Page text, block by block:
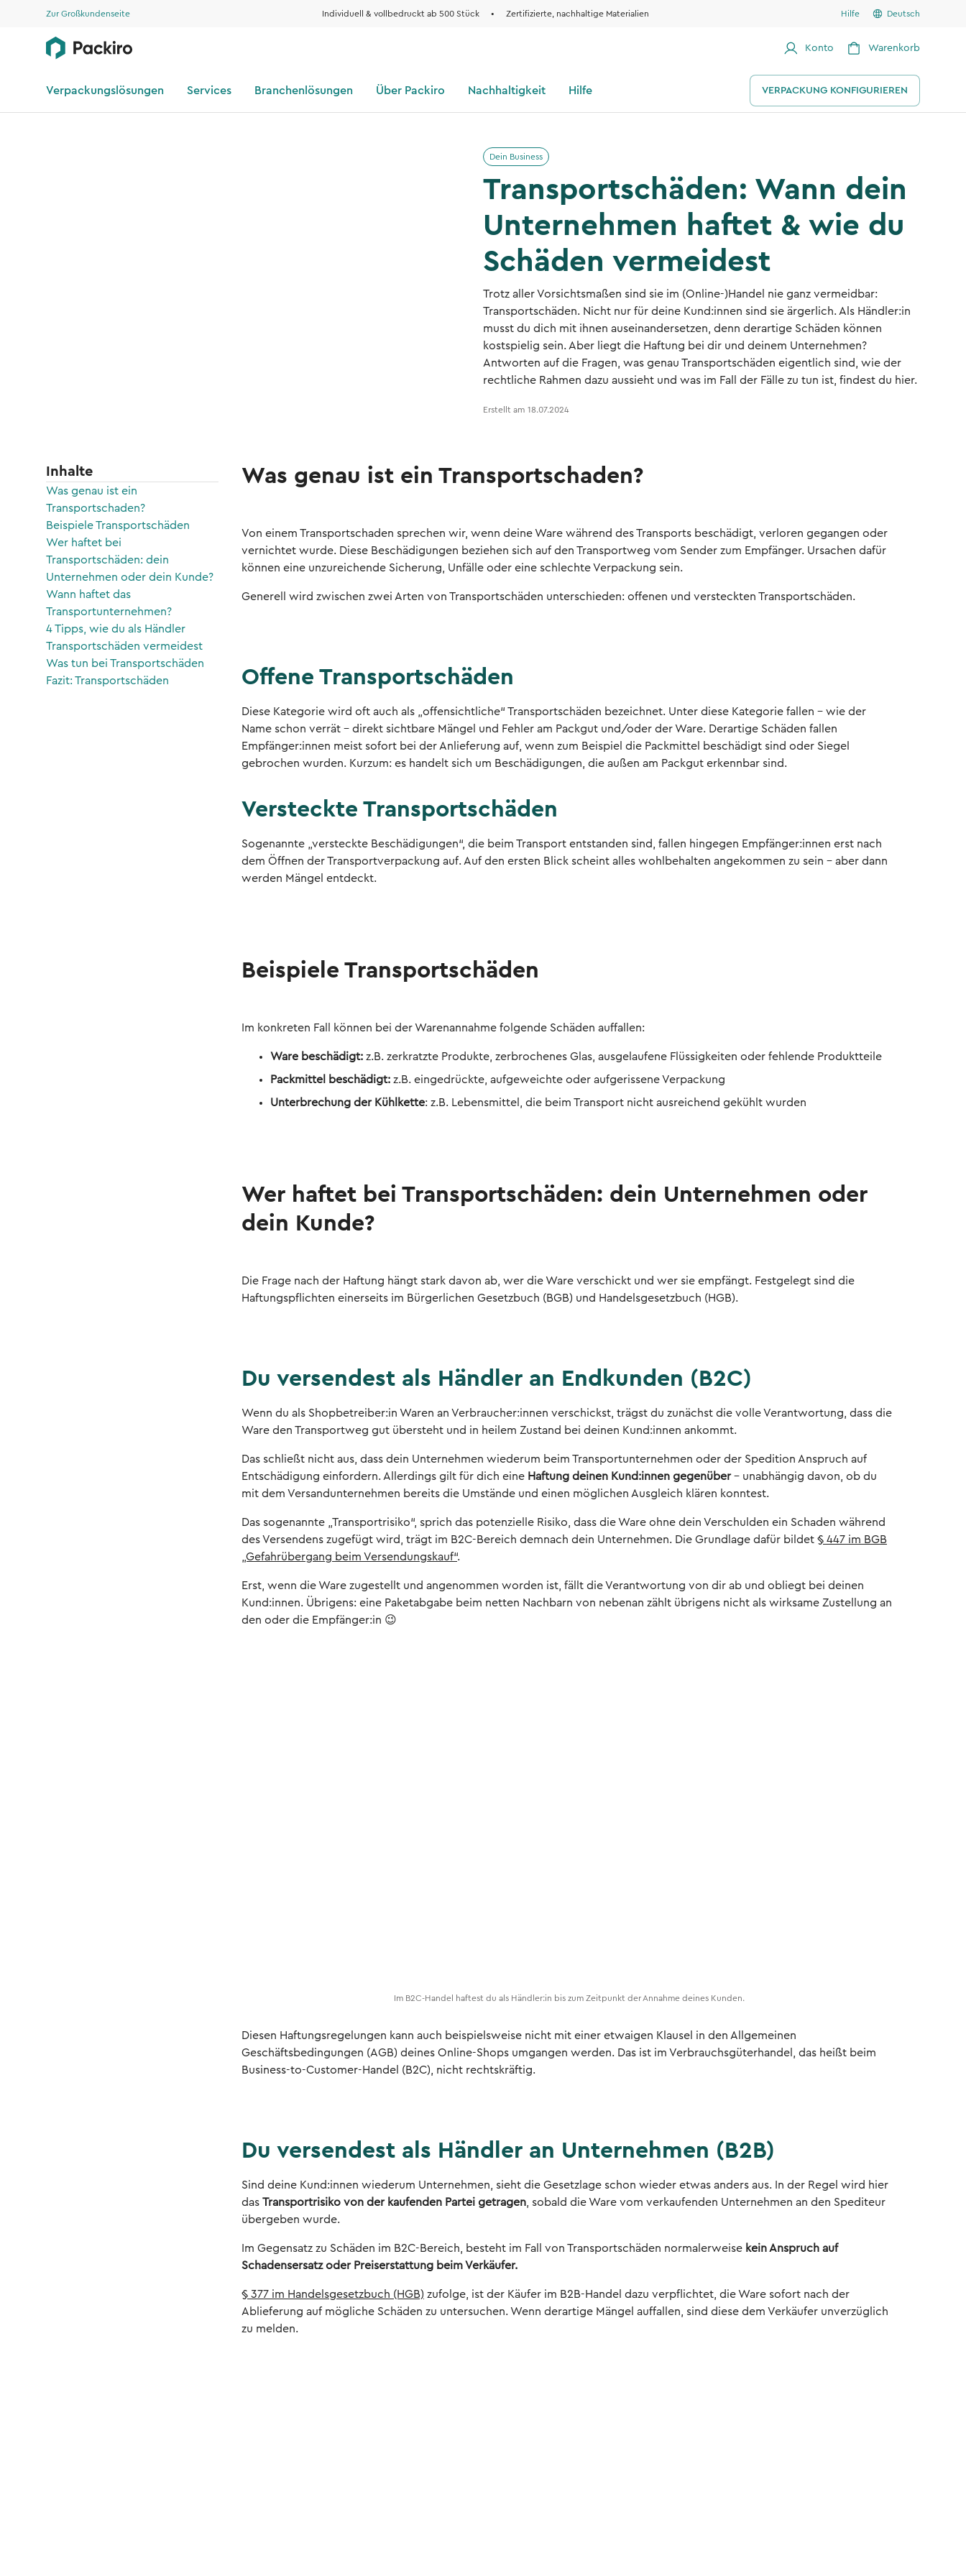
Zur Großkundenseite Individuell & vollbedruckt ab 500 Stück • Zertifizierte, nachhaltige Materialien Hilfe Deutsch
Konto Warenkorb
Verpackungslösungen Services Branchenlösungen Über Packiro Nachhaltigkeit Hilfe VERPACKUNG KONFIGURIEREN
Dein Business
Transportschäden: Wann dein
Unternehmen haftet & wie du
Schäden vermeidest
Trotz aller Vorsichtsmaßen sind sie im (Online-)Handel nie ganz vermeidbar:
Transportschäden. Nicht nur für deine Kund:innen sind sie ärgerlich. Als Händler:in
musst du dich mit ihnen auseinandersetzen, denn derartige Schäden können
kostspielig sein. Aber liegt die Haftung bei dir und deinem Unternehmen?
Antworten auf die Fragen, was genau Transportschäden eigentlich sind, wie der
rechtliche Rahmen dazu aussieht und was im Fall der Fälle zu tun ist, findest du hier.
Erstellt am 18.07.2024
Inhalte
Was genau ist ein
Transportschaden?
Beispiele Transportschäden
Wer haftet bei
Transportschäden: dein
Unternehmen oder dein Kunde?
Wann haftet das
Transportunternehmen?
4 Tipps, wie du als Händler
Transportschäden vermeidest
Was tun bei Transportschäden
Fazit: Transportschäden
Was genau ist ein Transportschaden?
Von einem Transportschaden sprechen wir, wenn deine Ware während des Transports beschädigt, verloren gegangen oder
vernichtet wurde. Diese Beschädigungen beziehen sich auf den Transportweg vom Sender zum Empfänger. Ursachen dafür
können eine unzureichende Sicherung, Unfälle oder eine schlechte Verpackung sein.
Generell wird zwischen zwei Arten von Transportschäden unterschieden: offenen und versteckten Transportschäden.
Offene Transportschäden
Diese Kategorie wird oft auch als „offensichtliche“ Transportschäden bezeichnet. Unter diese Kategorie fallen – wie der
Name schon verrät – direkt sichtbare Mängel und Fehler am Packgut und/oder der Ware. Derartige Schäden fallen
Empfänger:innen meist sofort bei der Anlieferung auf, wenn zum Beispiel die Packmittel beschädigt sind oder Siegel
gebrochen wurden. Kurzum: es handelt sich um Beschädigungen, die außen am Packgut erkennbar sind.
Versteckte Transportschäden
Sogenannte „versteckte Beschädigungen“, die beim Transport entstanden sind, fallen hingegen Empfänger:innen erst nach
dem Öffnen der Transportverpackung auf. Auf den ersten Blick scheint alles wohlbehalten angekommen zu sein – aber dann
werden Mängel entdeckt.
Beispiele Transportschäden
Im konkreten Fall können bei der Warenannahme folgende Schäden auffallen:
Ware beschädigt: z.B. zerkratzte Produkte, zerbrochenes Glas, ausgelaufene Flüssigkeiten oder fehlende Produktteile
Packmittel beschädigt: z.B. eingedrückte, aufgeweichte oder aufgerissene Verpackung
Unterbrechung der Kühlkette: z.B. Lebensmittel, die beim Transport nicht ausreichend gekühlt wurden
Wer haftet bei Transportschäden: dein Unternehmen oder
dein Kunde?
Die Frage nach der Haftung hängt stark davon ab, wer die Ware verschickt und wer sie empfängt. Festgelegt sind die
Haftungspflichten einerseits im Bürgerlichen Gesetzbuch (BGB) und Handelsgesetzbuch (HGB).
Du versendest als Händler an Endkunden (B2C)
Wenn du als Shopbetreiber:in Waren an Verbraucher:innen verschickst, trägst du zunächst die volle Verantwortung, dass die
Ware den Transportweg gut übersteht und in heilem Zustand bei deinen Kund:innen ankommt.
Das schließt nicht aus, dass dein Unternehmen wiederum beim Transportunternehmen oder der Spedition Anspruch auf
Entschädigung einfordern. Allerdings gilt für dich eine Haftung deinen Kund:innen gegenüber– unabhängig davon, ob du
mit dem Versandunternehmen bereits die Umstände und einen möglichen Ausgleich klären konntest.
Das sogenannte „Transportrisiko“, sprich das potenzielle Risiko, dass die Ware ohne dein Verschulden ein Schaden während
des Versendens zugefügt wird, trägt im B2C-Bereich demnach dein Unternehmen. Die Grundlage dafür bildet § 447 im BGB
„Gefahrübergang beim Versendungskauf“.
Erst, wenn die Ware zugestellt und angenommen worden ist, fällt die Verantwortung von dir ab und obliegt bei deinen
Kund:innen. Übrigens: eine Paketabgabe beim netten Nachbarn von nebenan zählt übrigens nicht als wirksame Zustellung an
den oder die Empfänger:in 😉
Im B2C-Handel haftest du als Händler:in bis zum Zeitpunkt der Annahme deines Kunden.
Diesen Haftungsregelungen kann auch beispielsweise nicht mit einer etwaigen Klausel in den Allgemeinen
Geschäftsbedingungen (AGB) deines Online-Shops umgangen werden. Das ist im Verbrauchsgüterhandel, das heißt beim
Business-to-Customer-Handel (B2C), nicht rechtskräftig.
Du versendest als Händler an Unternehmen (B2B)
Sind deine Kund:innen wiederum Unternehmen, sieht die Gesetzlage schon wieder etwas anders aus. In der Regel wird hier
das Transportrisiko von der kaufenden Partei getragen, sobald die Ware vom verkaufenden Unternehmen an den Spediteur
übergeben wurde.
Im Gegensatz zu Schäden im B2C-Bereich, besteht im Fall von Transportschäden normalerweise kein Anspruch auf
Schadensersatz oder Preiserstattung beim Verkäufer.
§ 377 im Handelsgesetzbuch (HGB) zufolge, ist der Käufer im B2B-Handel dazu verpflichtet, die Ware sofort nach der
Ablieferung auf mögliche Schäden zu untersuchen. Wenn derartige Mängel auffallen, sind diese dem Verkäufer unverzüglich
zu melden.